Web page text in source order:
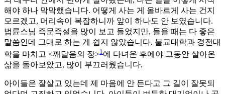
해야 하나 막막했습니다. 어떻게 사는 게 올바르게 사는 건지
모르겠고, 머리속이 복잡하니까 앞이 하나도 안 보였습니다.
법륜스님 즉문즉설을 많이 보고 들었지만, 들을 때는 다 좋은
말씀인데 그대로 하는 게 쉽지 않았습니다. 불교대학과 경전대
학을 마치고 <깨달음의 장>1에 다녀온 후에야 그동안 살아온
삶을 돌아보았고, 많이 부끄러웠습니다.
아이들은 잘살고 있는데 제 마음에 안 든다고 그 길이 잘못되